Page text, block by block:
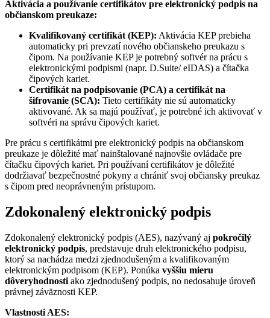
Aktivácia a používanie certifikátov pre elektronický podpis na
občianskom preukaze:
Kvalifikovaný certifikát (KEP): Aktivácia KEP prebieha
automaticky pri prevzatí nového občianskeho preukazu s
čipom. Na používanie KEP je potrebný softvér na prácu s
elektronickými podpismi (napr. D.Suite/ eIDAS) a čítačka
čipových kariet.
Certifikát na podpisovanie (PCA) a certifikát na
šifrovanie (SCA): Tieto certifikáty nie sú automaticky
aktivované. Ak sa majú používať, je potrebné ich aktivovať v
softvéri na správu čipových kariet.
Pre prácu s certifikátmi pre elektronický podpis na občianskom
preukaze je dôležité mať nainštalované najnovšie ovládače pre
čítačku čipových kariet. Pri používaní certifikátov je dôležité
dodržiavať bezpečnostné pokyny a chrániť svoj občiansky preukaz
s čipom pred neoprávneným prístupom.
Zdokonalený elektronický podpis
Zdokonalený elektronický podpis (AES), nazývaný aj pokročilý
elektronický podpis, predstavuje druh elektronického podpisu,
ktorý sa nachádza medzi zjednodušeným a kvalifikovaným
elektronickým podpisom (KEP). Ponúka vyššiu mieru
dôveryhodnosti ako zjednodušený podpis, no nedosahuje úroveň
právnej záväznosti KEP.
Vlastnosti AES: